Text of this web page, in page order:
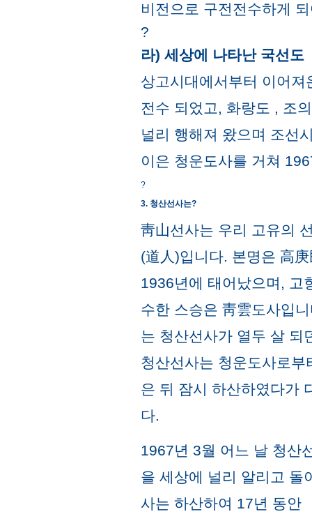
비전으로 구전전수하게
?
라) 세상에 나타난 국선도
상고시대에서부터 이어
전수 되었고, 화랑도 , 조
널리 행해져 왔으며 조선
이은 청운도사를 거쳐
?
3. 청산선사는?
靑山선사는 우리 고유의
(道人)입니다. 본명은 高
1936년에 태어났으며, 고
수한 스승은 靑雲도사입
는 청산선사가 열두 살 되
청산선사는 청운도사로
은 뒤 잠시 하산하였다가
다.
1967년 3월 어느 날 청산
을 세상에 널리 알리고 돌
사는 하산하여 17년 동안